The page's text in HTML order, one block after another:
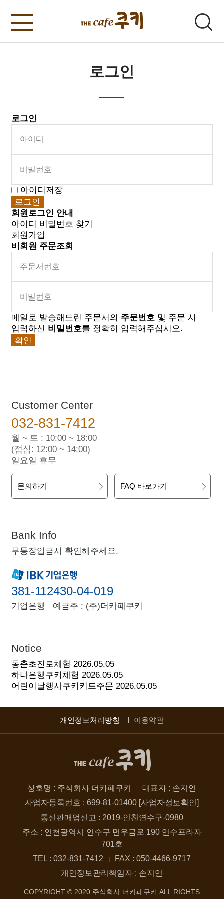
로그인
로그인
아이디저장
회원로그인 안내
아이디 비밀번호 찾기
회원가입
비회원 주문조회
메일로 발송해드린 주문서의 주문번호 및 주문 시
입력하신 비밀번호를 정확히 입력해주십시오.
Customer Center
032-831-7412
월 ~ 토 : 10:00 ~ 18:00
(점심: 12:00 ~ 14:00)
일요일 휴무
문의하기 FAQ 바로가기
Bank Info
무통장입금시 확인해주세요.
381-112430-04-019
기업은행 예금주 : (주)더카페쿠키
Notice
동춘초진로체험 2026.05.05
하나은행쿠키체험 2026.05.05
어린이날행사쿠키키트주문 2026.05.05
개인정보처리방침 이용약관
상호명 : 주식회사 더카페쿠키
대표자 : 손지연
사업자등록번호 : 699-81-01400 [사업자정보확인]
통신판매업신고 : 2019-인천연수구-0980
주소 : 인천광역시 연수구 먼우금로 190 연수프라자
701호
TEL : 032-831-7412
FAX : 050-4466-9717
개인정보관리책임자 : 손지연
COPYRIGHT © 2020 주식회사 더카페쿠키 ALL RIGHTS